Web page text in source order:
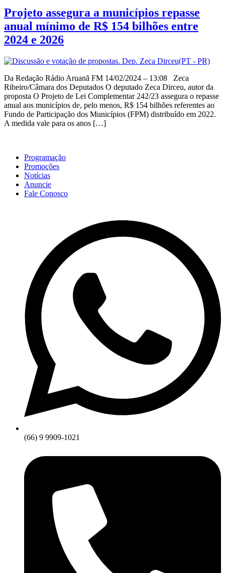
Projeto assegura a municípios repasse
anual mínimo de R$ 154 bilhões entre
2024 e 2026
Da Redação Rádio Aruanã FM 14/02/2024 – 13:08 Zeca
Ribeiro/Câmara dos Deputados O deputado Zeca Dirceu, autor da
proposta O Projeto de Lei Complementar 242/23 assegura o repasse
anual aos municípios de, pelo menos, R$ 154 bilhões referentes ao
Fundo de Participação dos Municípios (FPM) distribuído em 2022.
A medida vale para os anos […]
Programação
Promoções
Notícias
Anuncie
Fale Conosco
(66) 9 9909-1021